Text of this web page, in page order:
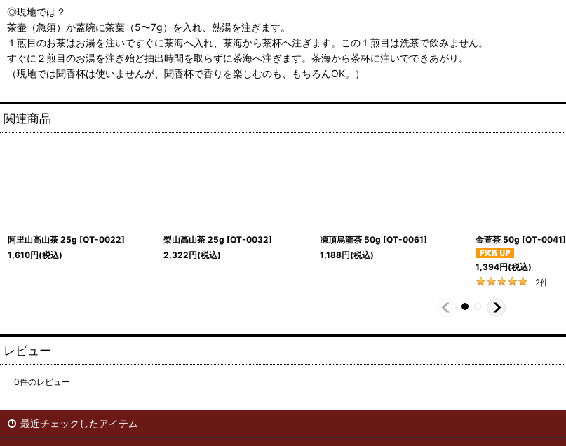
◎現地では？
茶壷（急須）か蓋碗に茶葉（5〜7g）を入れ、熱湯を注ぎます。
１煎目のお茶はお湯を注いですぐに茶海へ入れ、茶海から茶杯へ注ぎます。この１煎目は洗茶で飲みません。
すぐに２煎目のお湯を注ぎ殆ど抽出時間を取らずに茶海へ注ぎます。茶海から茶杯に注いでできあがり。
（現地では聞香杯は使いませんが、聞香杯で香りを楽しむのも、もちろんOK。）
関連商品
阿里山高山茶 25g [QT-0022]
1,610円(税込)
梨山高山茶 25g [QT-0032]
2,322円(税込)
凍頂烏龍茶 50g [QT-0061]
1,188円(税込)
金萱茶 50g [QT-0041]
1,394円(税込)
2件
レビュー
0件のレビュー
最近チェックしたアイテム